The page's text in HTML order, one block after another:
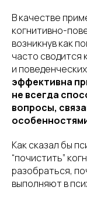
В качестве
когнитивно-
возникнув как
часто сводится
и
эффективна
не всегда
вопросы,
Как сказал бы
“почистить”
разобраться,
выполняют в